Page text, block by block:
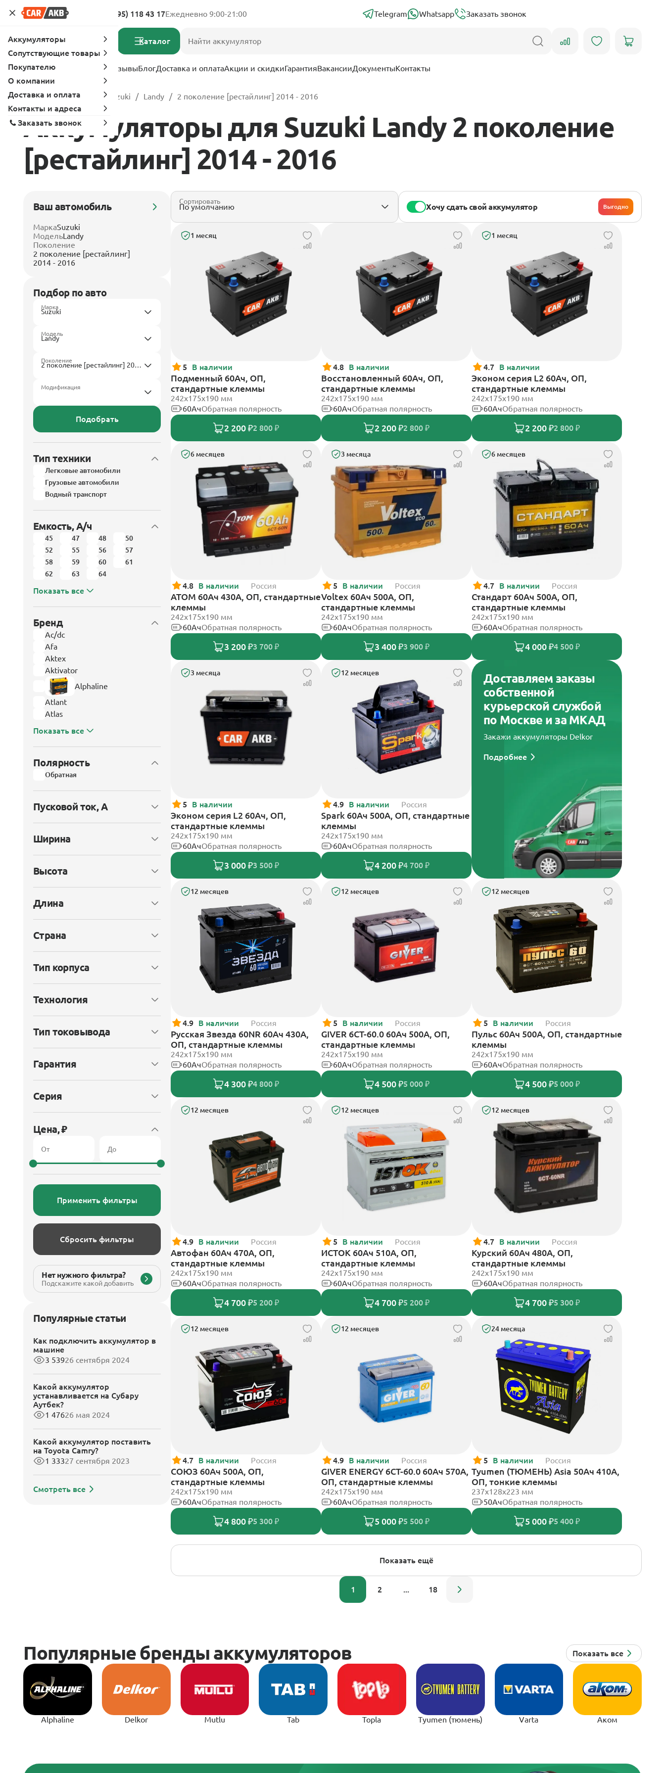
Адреса магазинов 8 (495) 118 43 17Ежедневно 9:00-21:00 Telegram Whatsapp Заказать звонок
Каталог
Услуги Вопрос-ответ ОтзывыБлогДоставка и оплатаАкции и скидкиГарантияВакансииДокументыКонтакты
Главная Каталог Suzuki Landy 2 поколение [рестайлинг] 2014 - 2016
Аккумуляторы для Suzuki Landy 2 поколение
[рестайлинг] 2014 - 2016
Ваш автомобиль
МаркаSuzuki
МодельLandy
Поколение
2 поколение [рестайлинг]
2014 - 2016
Подбор по авто
Марка
Модель
Поколение
Модификация
Подобрать
Тип техники
Легковые автомобили
Грузовые автомобили
Водный транспорт
Емкость, А/ч
45 47 48
50
52
55 56
57
58
59 60
61
62
63 64
Показать все
Бренд
Ac/dc
Afa
Aktex
Aktivator
Alphaline
Atlant
Atlas
Показать все
Полярность
Обратная
Пусковой ток, А
Ширина
Высота
Длина
Страна
Тип корпуса
Технология
Тип токовывода
Гарантия
Серия
Цена, ₽
Применить фильтры
Сбросить фильтры
Нет нужного фильтра?
Подскажите какой добавить
Популярные статьи
Как подключить аккумулятор в
машине
3 53926 сентября 2024
Какой аккумулятор
устанавливается на Субару
Аутбек?
1 47626 мая 2024
Какой аккумулятор поставить
на Toyota Camry?
1 33327 сентября 2023
Смотреть все
Сортировать
Хочу сдать свой аккумулятор Выгодно
1 месяц
5 В наличии
Подменный 60Ач, ОП,
стандартные клеммы
242х175х190 мм
60АчОбратная полярность
2 200 ₽2 800 ₽
4.8 В наличии
Восстановленный 60Ач, ОП,
стандартные клеммы
242х175х190 мм
60АчОбратная полярность
2 200 ₽2 800 ₽
1 месяц
4.7 В наличии
Эконом серия L2 60Ач, ОП,
стандартные клеммы
242х175х190 мм
60АчОбратная полярность
2 200 ₽2 800 ₽
6 месяцев
4.8 В наличии Россия
АТОМ 60Ач 430А, ОП, стандартные
клеммы
242х175х190 мм
60АчОбратная полярность
3 200 ₽3 700 ₽
3 месяца
5 В наличии Россия
Voltex 60Ач 500А, ОП,
стандартные клеммы
242х175х190 мм
60АчОбратная полярность
3 400 ₽3 900 ₽
6 месяцев
4.7 В наличии Россия
Стандарт 60Ач 500А, ОП,
стандартные клеммы
242x175x190 мм
60АчОбратная полярность
4 000 ₽4 500 ₽
3 месяца
5 В наличии
Эконом серия L2 60Ач, ОП,
стандартные клеммы
242х175х190 мм
60АчОбратная полярность
3 000 ₽3 500 ₽
12 месяцев
4.9 В наличии Россия
Spark 60Ач 500А, ОП, стандартные
клеммы
242х175х190 мм
60АчОбратная полярность
4 200 ₽4 700 ₽
Доставляем заказы
собственной
курьерской службой
по Москве и за МКАД
Закажи аккумуляторы Delkor
Подробнее
12 месяцев
4.9 В наличии Россия
Русская Звезда 60NR 60Ач 430А,
ОП, стандартные клеммы
242x175x190 мм
60АчОбратная полярность
4 300 ₽4 800 ₽
12 месяцев
5 В наличии Россия
GIVER 6СТ-60.0 60Ач 500А, ОП,
стандартные клеммы
242х175х190 мм
60АчОбратная полярность
4 500 ₽5 000 ₽
12 месяцев
5 В наличии Россия
Пульс 60Ач 500А, ОП, стандартные
клеммы
242x175x190 мм
60АчОбратная полярность
4 500 ₽5 000 ₽
12 месяцев
4.9 В наличии Россия
Автофан 60Ач 470А, ОП,
стандартные клеммы
242х175х190 мм
60АчОбратная полярность
4 700 ₽5 200 ₽
12 месяцев
5 В наличии Россия
ИСТОК 60Ач 510А, ОП,
стандартные клеммы
242x175x190 мм
60АчОбратная полярность
4 700 ₽5 200 ₽
12 месяцев
4.7 В наличии Россия
Курский 60Ач 480А, ОП,
стандартные клеммы
242x175x190 мм
60АчОбратная полярность
4 700 ₽5 300 ₽
12 месяцев
4.7 В наличии Россия
СОЮЗ 60Ач 500А, ОП,
стандартные клеммы
242x175x190 мм
60АчОбратная полярность
4 800 ₽5 300 ₽
12 месяцев
4.9 В наличии Россия
GIVER ENERGY 6СТ-60.0 60Ач 570А,
ОП, стандартные клеммы
242х175х190 мм
60АчОбратная полярность
5 000 ₽5 500 ₽
24 месяца
5 В наличии Россия
Tyumen (ТЮМЕНЬ) Asia 50Ач 410А,
ОП, тонкие клеммы
237х128х223 мм
50АчОбратная полярность
5 000 ₽5 400 ₽
Показать ещё
1 2 ... 18
Alphaline Delkor Mutlu Tab Topla Tyumen (тюмень) Varta Аком
Аккумуляторы
Сопутствующие товары
Покупателю
О компании
Доставка и оплата
Контакты и адреса
Заказать звонок